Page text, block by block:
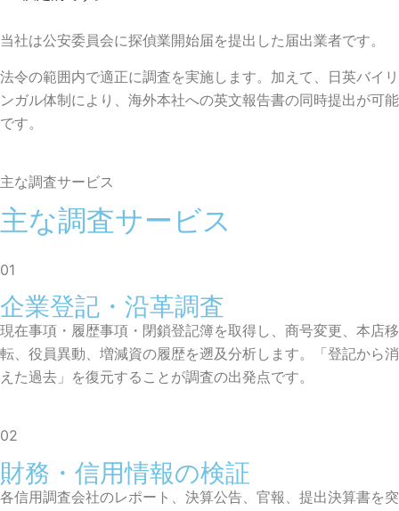
当社は公安委員会に探偵業開始届を提出した届出業者です。
法令の範囲内で適正に調査を実施します。加えて、日英バイリ
ンガル体制により、海外本社への英文報告書の同時提出が可能
です。
主な調査サービス
主な調査サービス
01
企業登記・沿革調査
現在事項・履歴事項・閉鎖登記簿を取得し、商号変更、本店移
転、役員異動、増減資の履歴を遡及分析します。「登記から消
えた過去」を復元することが調査の出発点です。
02
財務・信用情報の検証
各信用調査会社のレポート、決算公告、官報、提出決算書を突